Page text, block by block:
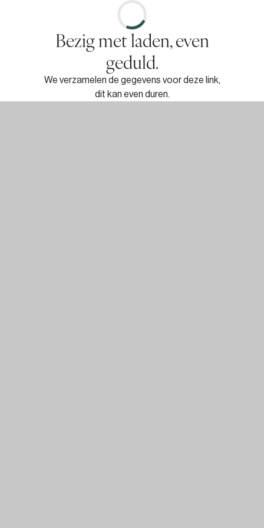
Bezig met laden, even
geduld.
We verzamelen de gegevens voor deze link,
dit kan even duren.